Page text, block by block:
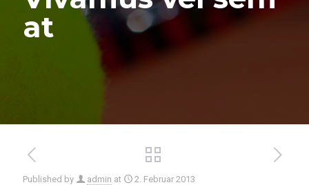
at
Published by admin at 2. Februar 2013